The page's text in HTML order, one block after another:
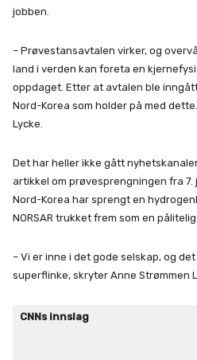
jobben.
– Prøvestansavtalen virker, og
land i verden kan foreta en
oppdaget. Etter at avtalen ble
Nord-Korea som holder på med
Lycke.
Det har heller ikke gått
artikkel om prøvesprengningen fra
Nord-Korea har sprengt en
NORSAR trukket frem som en pålitelig
– Vi er inne i det gode selskap, og
superflinke, skryter Anne Strømmen
CNNs innslag